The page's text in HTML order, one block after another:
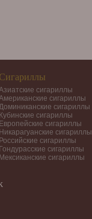
Сигариллы
сигариллы
сигариллы
сигариллы
Кубинские сигариллы
Европейские сигариллы
Никарагуанские сигариллы
Российские сигариллы
Гондурасские сигариллы
Мексиканские сигариллы